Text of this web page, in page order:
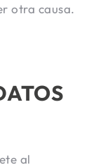
otra causa.
al